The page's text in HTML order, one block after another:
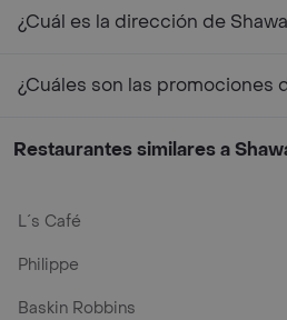
¿Cuál es la dirección de
¿Cuáles son las promociones
Restaurantes similares a
L´s Café
Philippe
Baskin Robbins